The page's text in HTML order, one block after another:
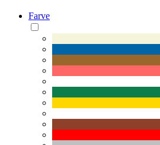
Farve